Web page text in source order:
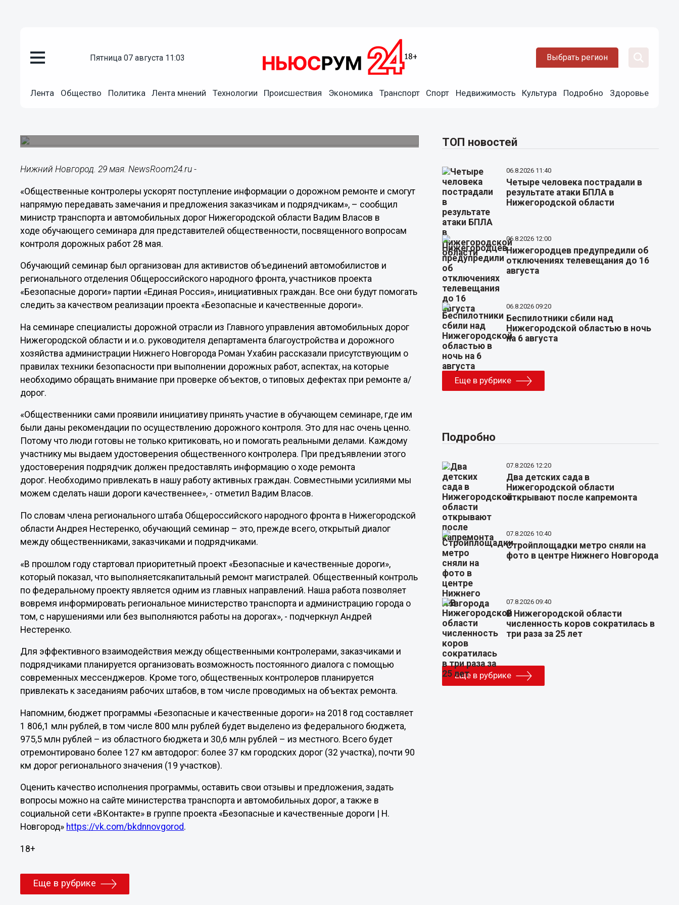
пятница 07 августа 11:03 Выбрать регион
Лента Общество Политика Лента мнений Технологии Происшествия Экономика Транспорт Спорт Недвижимость Культура Подробно Здоровье
Общественные контролеры ускорят поступление
Нижний Новгород. 29 мая. NewsRoom24.ru -
«Общественные контролеры ускорят поступление информации о дорожном ремонте и смогут
напрямую передавать замечания и предложения заказчикам и подрядчикам», – сообщил
министр транспорта и автомобильных дорог Нижегородской области Вадим Власов в
ходе обучающего семинара для представителей общественности, посвященного вопросам
контроля дорожных работ 28 мая.
Обучающий семинар был организован для активистов объединений автомобилистов и
регионального отделения Общероссийского народного фронта, участников проекта
«Безопасные дороги» партии «Единая Россия», инициативных граждан. Все они будут помогать
следить за качеством реализации проекта «Безопасные и качественные дороги».
На семинаре специалисты дорожной отрасли из Главного управления автомобильных дорог
Нижегородской области и и.о. руководителя департамента благоустройства и дорожного
хозяйства администрации Нижнего Новгорода Роман Ухабин рассказали присутствующим о
правилах техники безопасности при выполнении дорожных работ, аспектах, на которые
необходимо обращать внимание при проверке объектов, о типовых дефектах при ремонте а/
дорог.
«Общественники сами проявили инициативу принять участие в обучающем семинаре, где им
были даны рекомендации по осуществлению дорожного контроля. Это для нас очень ценно.
Потому что люди готовы не только критиковать, но и помогать реальными делами. Каждому
участнику мы выдаем удостоверения общественного контролера. При предъявлении этого
удостоверения подрядчик должен предоставлять информацию о ходе ремонта
дорог. Необходимо привлекать в нашу работу активных граждан. Совместными усилиями мы
можем сделать наши дороги качественнее», - отметил Вадим Власов.
По словам члена регионального штаба Общероссийского народного фронта в Нижегородской
области Андрея Нестеренко, обучающий семинар – это, прежде всего, открытый диалог
между общественниками, заказчиками и подрядчиками.
«В прошлом году стартовал приоритетный проект «Безопасные и качественные дороги»,
который показал, что выполняетсякапитальный ремонт магистралей. Общественный контроль
по федеральному проекту является одним из главных направлений. Наша работа позволяет
вовремя информировать региональное министерство транспорта и администрацию города о
том, с нарушениями или без выполняются работы на дорогах», - подчеркнул Андрей
Нестеренко.
Для эффективного взаимодействия между общественными контролерами, заказчиками и
подрядчиками планируется организовать возможность постоянного диалога с помощью
современных мессенджеров. Кроме того, общественных контролеров планируется
привлекать к заседаниям рабочих штабов, в том числе проводимых на объектах ремонта.
Напомним, бюджет программы «Безопасные и качественные дороги» на 2018 год составляет
1 806,1 млн рублей, в том числе 800 млн рублей будет выделено из федерального бюджета,
975,5 млн рублей – из областного бюджета и 30,6 млн рублей – из местного. Всего будет
отремонтировано более 127 км автодорог: более 37 км городских дорог (32 участка), почти 90
км дорог регионального значения (19 участков).
Оценить качество исполнения программы, оставить свои отзывы и предложения, задать
вопросы можно на сайте министерства транспорта и автомобильных дорог, а также в
социальной сети «ВКонтакте» в группе проекта «Безопасные и качественные дороги | Н.
Новгород» https://vk.com/bkdnnovgorod.
18+
Еще в рубрике
ТОП новостей
06.8.2026 11:40
Четыре человека пострадали в
результате атаки БПЛА в
Нижегородской области
06.8.2026 12:00
Нижегородцев предупредили об
отключениях телевещания до 16
августа
06.8.2026 09:20
Беспилотники сбили над
Нижегородской областью в ночь
на 6 августа
Еще в рубрике
Подробно
07.8.2026 12:20
Два детских сада в
Нижегородской области
открывают после капремонта
07.8.2026 10:40
Стройплощадки метро сняли на
фото в центре Нижнего Новгорода
07.8.2026 09:40
В Нижегородской области
численность коров сократилась в
три раза за 25 лет
Еще в рубрике